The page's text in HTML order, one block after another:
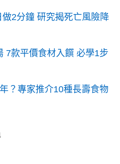
2分鐘 研究揭死亡風險降
7款平價食材入饌 必學1步
？專家推介10種長壽食物